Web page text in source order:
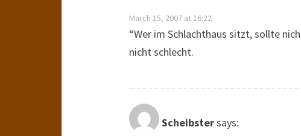
March 15, 2007 at 16:22
“Wer im Schlachthaus sitzt, sollte
nicht schlecht.
Scheibstersays: